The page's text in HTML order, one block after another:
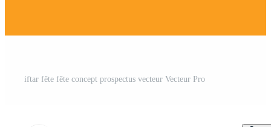
iftar fête fête concept prospectus vecteur Vecteur Pro